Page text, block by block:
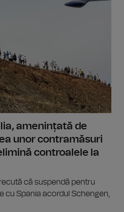
amenințată de
unor contramăsuri
controalele la
că suspendă pentru
cu Spania acordul Schengen,